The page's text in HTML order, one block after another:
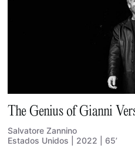
The Genius of Gianni
Salvatore Zannino
Estados Unidos | 2022 | 65’